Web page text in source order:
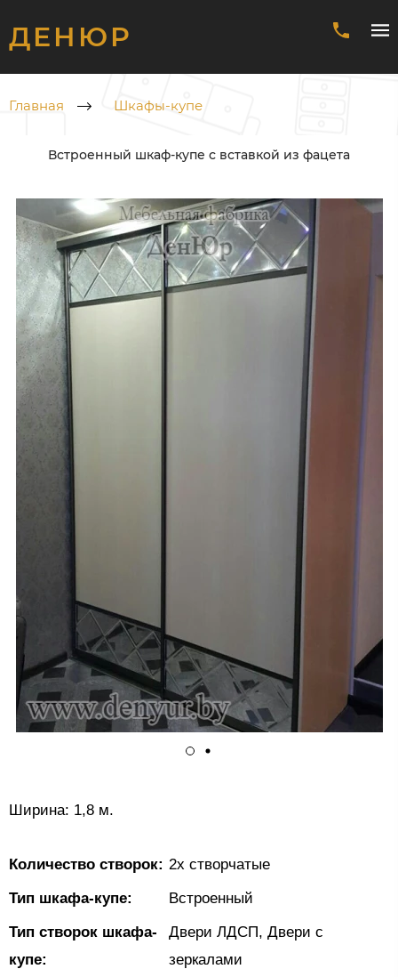
ДЕНЮР
Главная Шкафы-купе
Встроенный шкаф-купе с вставкой из фацета
Ширина: 1,8 м.
Количество створок: 2х створчатые
Тип шкафа-купе:
Встроенный
Тип створок шкафа-
купе:
Двери ЛДСП, Двери с
зеркалами